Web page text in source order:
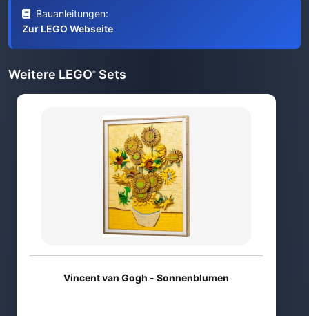
Bauanleitungen:
Zur LEGO Webseite
Weitere LEGO® Sets
Vincent van Gogh - Sonnenblumen